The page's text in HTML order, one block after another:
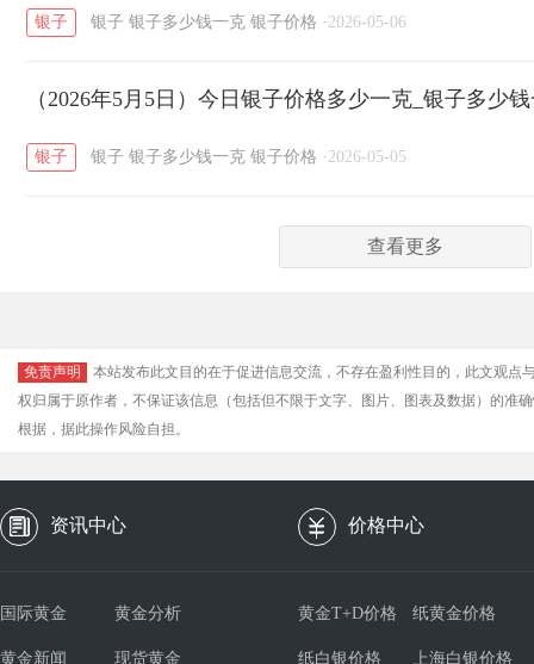
银子 银子 银子多少钱一克 银子价格 · 2026-05-06
（2026年5月5日）今日银子价格多少一克_银子多少
银子 银子 银子多少钱一克 银子价格 · 2026-05-05
查看更多
免责声明
本站发布此文目的在于促进信息交流，不存在盈利性目的，此文观
权归属于原作者，不保证该信息（包括但不限于文字、图片、图表及数据）的准
根据，据此操作风险自担。
资讯中心 价格中心
国际黄金 黄金分析
黄金新闻 现货黄金
黄金T+D价格 纸黄金价格
纸白银价格 上海白银价格